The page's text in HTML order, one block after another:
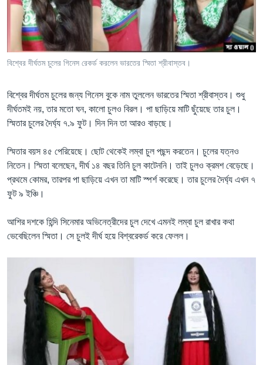
Learning English
FOLLOW US
অন্য ভাষায় ওয়েব সাইট
বিশ্বের দীর্ঘতম চুলের গিনেস রেকর্ড করলেন ভারতের স্মিতা শ্রীবাস্তব।
বিশ্বের দীর্ঘতম চুলের জন্য গিনেস বুকে নাম তুললেন ভারতের স্মিতা শ্রীবাস্তব। শুধু
দীর্ঘতমই নয়, তার মতো ঘন, কালো চুলও বিরল। পা ছাড়িয়ে মাটি ছুঁয়েছে তার চুল।
স্মিতার চুলের দৈর্ঘ্য ৭.৯ ফুট। দিন দিন তা আরও বাড়ছে।
স্মিতার বয়স ৪৫ পেরিয়েছে। ছোট থেকেই লম্বা চুল পছন্দ করতেন। চুলের যত্নও
নিতেন। স্মিতা বলেছেন, দীর্ঘ ১৪ বছর তিনি চুল কাটেননি। তাই চুলও ক্রমশ বেড়েছে।
প্রথমে কোমর, তারপর পা ছাড়িয়ে এখন তা মাটি স্পর্শ করেছে। তার চুলের দৈর্ঘ্য এখন ৭
ফুট ৯ ইঞ্চি।
আশির দশকে হিন্দি সিনেমার অভিনেত্রীদের চুল দেখে এমনই লম্বা চুল রাখার কথা
ভেবেছিলেন স্মিতা। সে চুলই দীর্ঘ হয়ে বিশ্বরেকর্ড করে ফেলল।